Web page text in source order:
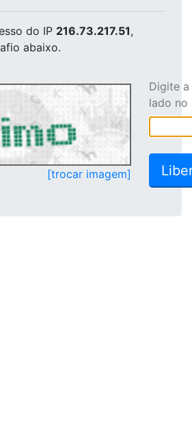
do IP 216.73.217.51,
abaixo.
[trocar imagem]
Digite
lado no